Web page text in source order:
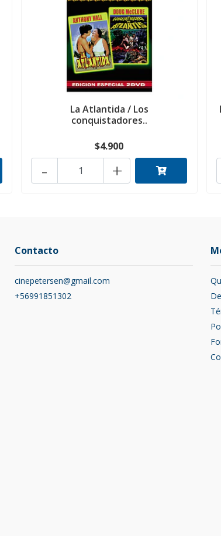
La Atlantida / Los
conquistadores..
$4.900
+
-
Contacto
cinepetersen@gmail.com
+56991851302